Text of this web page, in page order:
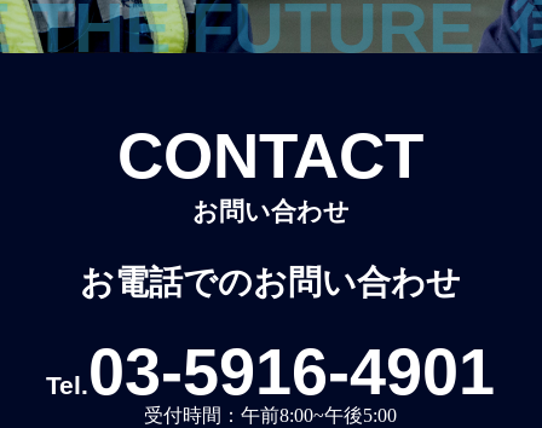
街をつ
CONTACT
お問い合わせ
お電話でのお問い合わせ
Tel.03-5916-4901
受付時間：午前8:00~午後5:00